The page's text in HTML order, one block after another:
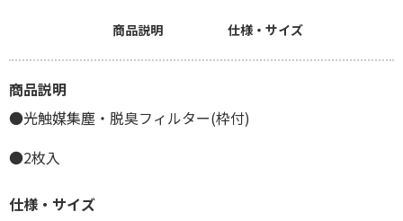
商品説明 仕様・サイズ
商品説明
●光触媒集塵・脱臭フィルター(枠付)
●2枚入
仕様・サイズ